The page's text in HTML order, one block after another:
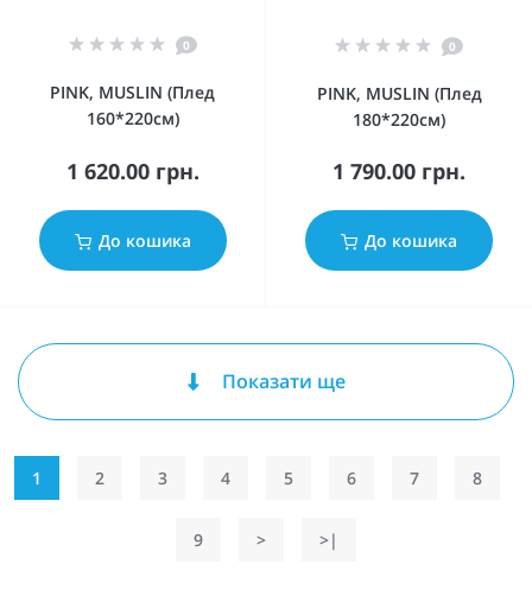
0
PINK, MUSLIN (Плед
160*220см)
1 620.00 грн.
До кошика
0
PINK, MUSLIN (Плед
180*220см)
1 790.00 грн.
До кошика
Показати ще
1 2 3 4 5 6 7 8
9 > >|